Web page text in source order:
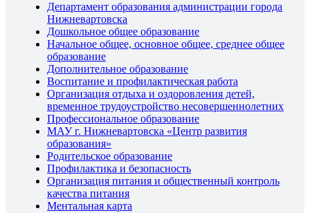
Департамент образования администрации города
Нижневартовска
Дошкольное общее образование
Начальное общее, основное общее, среднее общее
образование
Дополнительное образование
Воспитание и профилактическая работа
Организация отдыха и оздоровления детей,
временное трудоустройство несовершеннолетних
Профессиональное образование
МАУ г. Нижневартовска «Центр развития
образования»
Родительское образование
Профилактика и безопасность
Организация питания и общественный контроль
качества питания
Ментальная карта